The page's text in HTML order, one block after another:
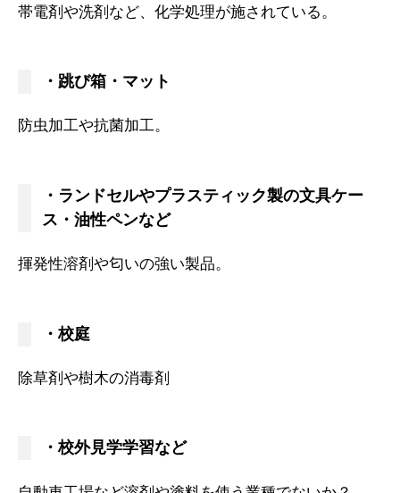
帯電剤や洗剤など、化学処理が施されている。
・跳び箱・マット
防虫加工や抗菌加工。
・ランドセルやプラスティック製の文具ケー
ス・油性ペンなど
揮発性溶剤や匂いの強い製品。
・校庭
除草剤や樹木の消毒剤
・校外見学学習など